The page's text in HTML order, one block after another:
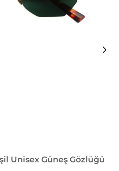
Unisex Güneş Gözlüğü